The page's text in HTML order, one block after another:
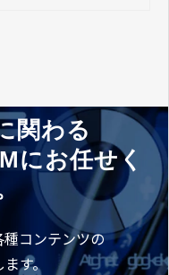
関わる
にお任せく
コンテンツの
す。